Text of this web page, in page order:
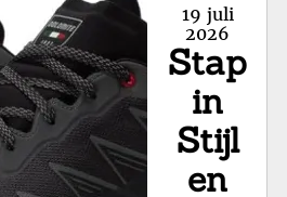
Posted
on
19 juli
2026
Stap
in
Stijl
en